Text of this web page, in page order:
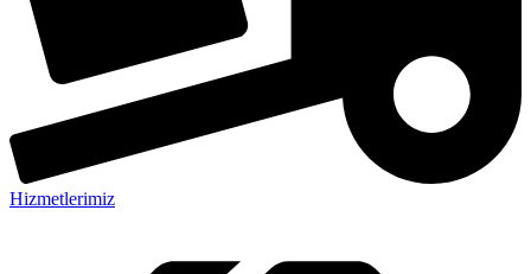
Hizmetlerimiz